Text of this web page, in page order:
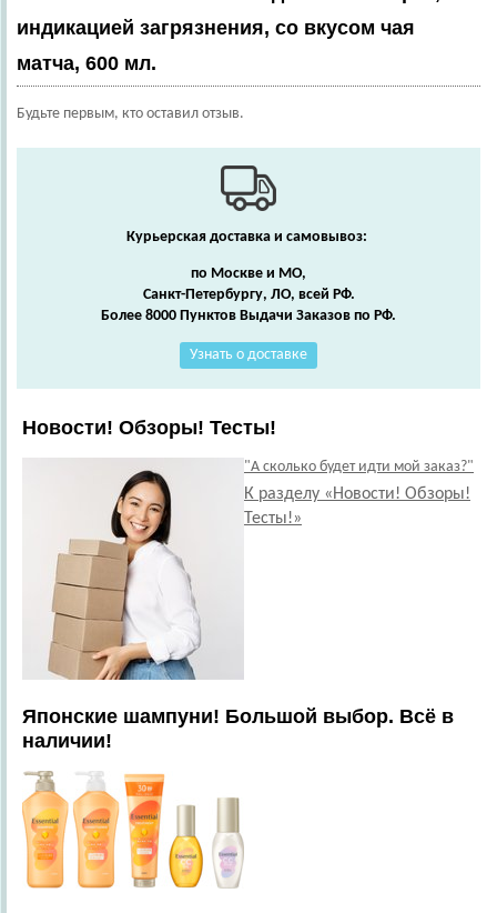
индикацией загрязнения, со вкусом чая
матча, 600 мл.
Будьте первым, кто оставил отзыв.
Курьерская доставка и самовывоз:
по Москве и МО,
Санкт-Петербургу, ЛО, всей РФ.
Более 8000 Пунктов Выдачи Заказов по РФ.
Узнать о доставке
Новости! Обзоры! Тесты!
"А сколько будет идти мой заказ?"
К разделу «Новости! Обзоры!
Тесты!»
Японские шампуни! Большой выбор. Всё в
наличии!